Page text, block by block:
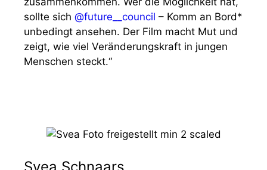
sollte sich @future__council – Komm an Bord*
unbedingt ansehen. Der Film macht Mut und
zeigt, wie viel Veränderungskraft in jungen
Menschen steckt.“